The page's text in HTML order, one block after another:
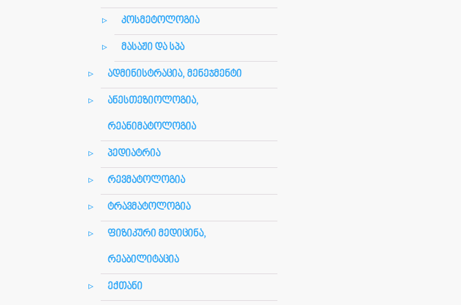
კოსმეტოლოგია
მასაჟი და სპა
ადმინისტრაცია, მენეჯმენტი
ანესთეზიოლოგია,
რეანიმატოლოგია
პედიატრია
რევმატოლოგია
ტრავმატოლოგია
ფიზიკური მედიცინა,
რეაბილიტაცია
ექთანი